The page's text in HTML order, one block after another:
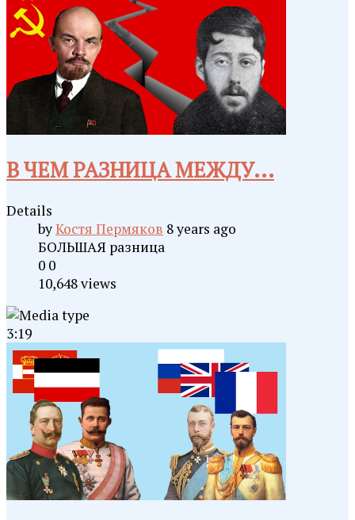
В ЧЕМ РАЗНИЦА МЕЖДУ...
Details
byКостя Пермяков 8 years ago
БОЛЬШАЯ разница
0 0
10,648 views
3:19